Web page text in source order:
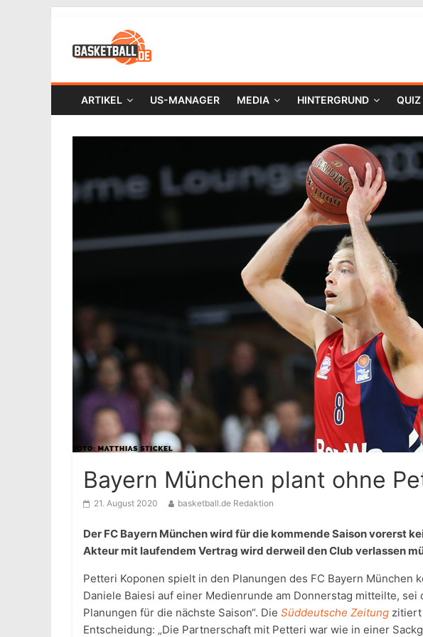
ARTIKEL US-MANAGER MEDIA HINTERGRUND QUIZ
Bayern München plant ohne
21. August 2020 basketball.de Redaktion
Der FC Bayern München wird für die kommende Saison vorerst
Akteur mit laufendem Vertrag wird derweil den Club verlassen
Petteri Koponen spielt in den Planungen des FC Bayern München
Daniele Baiesi auf einer Medienrunde am Donnerstag mitteilte,
Planungen für die nächste Saison“. Die Süddeutsche Zeitung zitiert
Entscheidung: „Die Partnerschaft mit Petteri war wie in einer